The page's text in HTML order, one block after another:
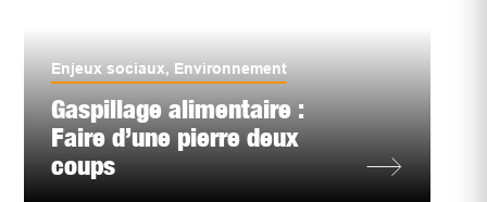
Enjeux sociaux, Environnement
Gaspillage alimentaire :
Faire d’une pierre deux
coups